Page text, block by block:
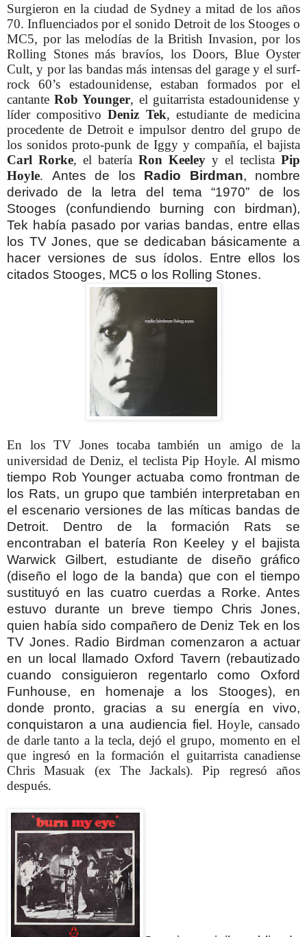
Surgieron en la ciudad de Sydney a mitad de los años
70. Influenciados por el sonido Detroit de los Stooges o
MC5, por las melodías de la British Invasion, por los
Rolling Stones más bravíos, los Doors, Blue Oyster
Cult, y por las bandas más intensas del garage y el surf-
rock 60’s estadounidense, estaban formados por el
cantante Rob Younger, el guitarrista estadounidense y
líder compositivoDeniz Tek, estudiante de medicina
procedente de Detroit e impulsor dentro del grupo de
los sonidos proto-punk de Iggy y compañía, el bajista
Carl Rorke, el batería Ron Keeley y el teclista Pip
Hoyle. Antes de los Radio Birdman, nombre
derivado de la letra del tema “1970” de los
Stooges (confundiendo burning con birdman),
Tek había pasado por varias bandas, entre ellas
los TV Jones, que se dedicaban básicamente a
hacer versiones de sus ídolos. Entre ellos los
citados Stooges, MC5 o los Rolling Stones.
En los TV Jones tocaba también un amigo de la
universidad de Deniz, el teclista Pip Hoyle.Al mismo
tiempo Rob Younger actuaba como frontman de
los Rats, un grupo que también interpretaban en
el escenario versiones de las míticas bandas de
Detroit. Dentro de la formación Rats se
encontraban el batería Ron Keeley y el bajista
Warwick Gilbert, estudiante de diseño gráfico
(diseño el logo de la banda) que con el tiempo
sustituyó en las cuatro cuerdas a Rorke. Antes
estuvo durante un breve tiempo Chris Jones,
quien había sido compañero de Deniz Tek en los
TV Jones. Radio Birdman comenzaron a actuar
en un local llamado Oxford Tavern (rebautizado
cuando consiguieron regentarlo como Oxford
Funhouse, en homenaje a los Stooges), en
donde pronto, gracias a su energía en vivo,
conquistaron a una audiencia fiel.Hoyle, cansado
de darle tanto a la tecla, dejó el grupo, momento en el
que ingresó en la formación el guitarrista canadiense
Chris Masuak (ex The Jackals). Pip regresó años
después.